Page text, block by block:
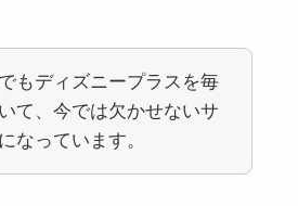
もディズニープラスを毎
て、今では欠かせないサ
なっています。